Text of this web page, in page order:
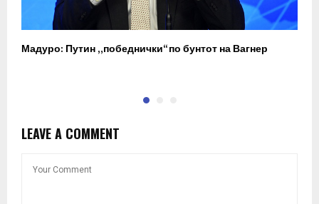
Мадуро: Путин „победнички“ по бунтот на Вагнер
LEAVE A COMMENT